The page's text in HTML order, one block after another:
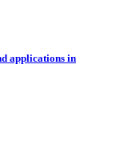
applications in